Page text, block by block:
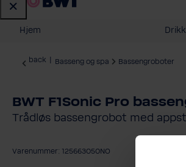
Hjem
back Basseng og spa Bassengroboter
BWT F1Sonic Pro
Trådløs bassengrobot med
Varenummer: 125663050NO